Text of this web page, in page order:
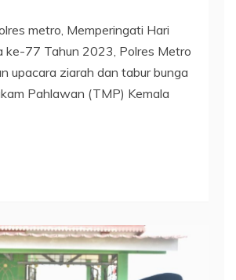
metro, Memperingati Hari
ke-77 Tahun 2023, Polres Metro
upacara ziarah dan tabur bunga
Pahlawan (TMP) Kemala